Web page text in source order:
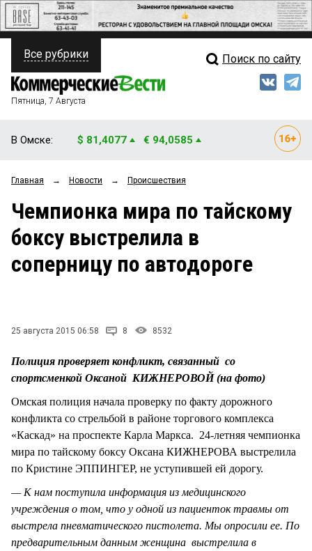
ПОЛИТИКА
ФИНАНСЫ
ОБЩЕСТВО
ЗАКОН
НОВОСТИ КОМПАНИЙ
Свежий выпуск
Мнения
Рейтинги
Блоги
Архив
Все рубрики Поиск по сайту
Пятница, 7 Августа
В Омске: $ 81,4077 € 94,0585
Главная → Новости → Происшествия
Чемпионка мира по тайскому
боксу выстрелила в
соперницу по автодороге
25 августа 2015 06:58 8 8532
Полиция проверяет конфликт, связанный со
спортсменкой Оксаной КИЖНЕРОВОЙ (на фото)
Омская полиция начала проверку по факту дорожного
конфликта со стрельбой в районе торгового комплекса
«Каскад» на проспекте Карла Маркса. 24-летняя чемпионка
мира по тайскому боксу Оксана КИЖНЕРОВА выстрелила
по Кристине ЭППИНГЕР, не уступившей ей дорогу.
— К нам поступила информация из медицинского
учреждения о том, что у одной из пациенток травмы от
выстрела пневматического пистолета. Мы опросили ее. По
предварительным данным женщина выстрелила в